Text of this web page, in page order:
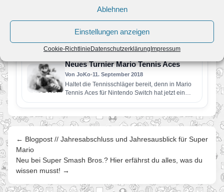
Ablehnen
Einstellungen anzeigen
Cookie-Richtlinie Datenschutzerklärung Impressum
Update! Mario Tennis Aces Version
Alle Nintendo Switch-Fans, die ab 19.
September ein Gratis-Update für das
actionreiche Sportspiel herunterladen, erhalten
Zugang zu einem…
Neues Turnier Mario Tennis Aces
Von JoKo•11. September 2018
Haltet die Tennisschläger bereit, denn in Mario
Tennis Aces für Nintendo Switch hat jetzt ein
neues Online-Turnier* begonnen!…
← Blogpost // Jahresabschluss und Jahresausblick für Super
Mario
Neu bei Super Smash Bros.? Hier erfährst du alles, was du
wissen musst! →